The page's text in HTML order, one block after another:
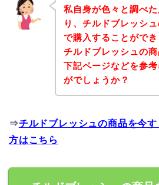
私自身が色々と調べ
り、チルドブレッシ
で購入することができ
チルドブレッシュの
下記ページなどを参
がでしょうか？
⇒チルドブレッシュの商品を今
方はこちら